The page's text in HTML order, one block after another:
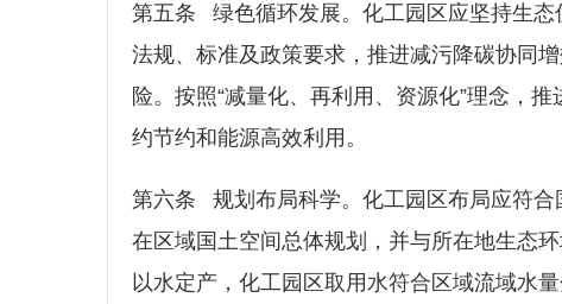
第五条 绿色循环发展。化工园区应坚持生
法规、标准及政策要求，推进减污降碳协同
险。按照“减量化、再利用、资源化”理念，
约节约和能源高效利用。
第六条 规划布局科学。化工园区布局应符
在区域国土空间总体规划，并与所在地生态
以水定产，化工园区取用水符合区域流域